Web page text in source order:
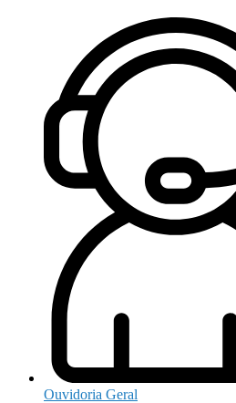
Ouvidoria Geral